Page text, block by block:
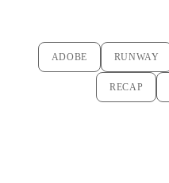
RUNWAY
ADOBE
RECAP